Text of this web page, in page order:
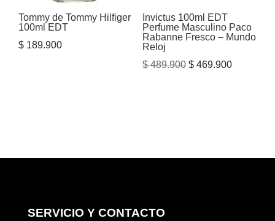
Tommy de Tommy Hilfiger
100ml EDT
$ 189.900
Invictus 100ml EDT
Perfume Masculino Paco
Rabanne Fresco – Mundo
Reloj
$489.900 El
$469.900El
SERVICIO Y CONTACTO